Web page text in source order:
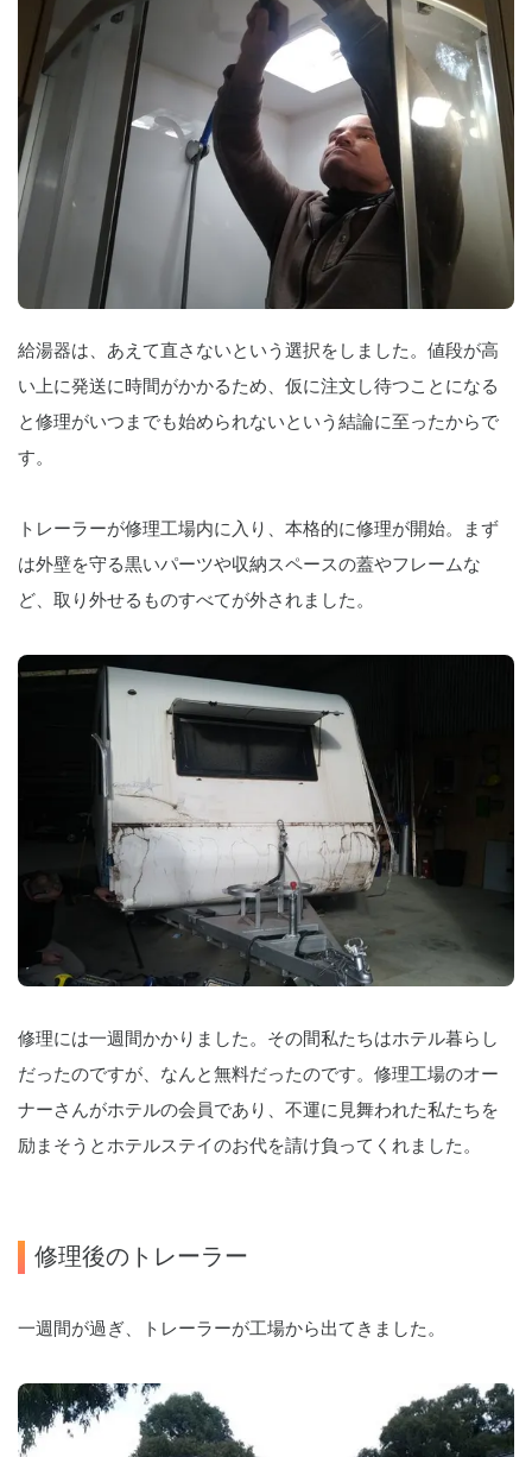
給湯器は、あえて直さないという選択をしました。値段が高
い上に発送に時間がかかるため、仮に注文し待つことになる
と修理がいつまでも始められないという結論に至ったからで
す。
トレーラーが修理工場内に入り、本格的に修理が開始。まず
は外壁を守る黒いパーツや収納スペースの蓋やフレームな
ど、取り外せるものすべてが外されました。
修理には一週間かかりました。その間私たちはホテル暮らし
だったのですが、なんと無料だったのです。修理工場のオー
ナーさんがホテルの会員であり、不運に見舞われた私たちを
励まそうとホテルステイのお代を請け負ってくれました。
修理後のトレーラー
一週間が過ぎ、トレーラーが工場から出てきました。